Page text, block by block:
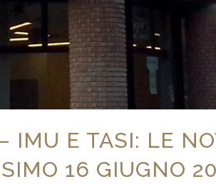
IMU E TASI: LE
16 GIUGNO